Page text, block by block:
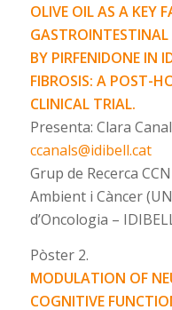
OLIVE OIL AS A KEY
GASTROINTESTINAL
BY PIRFENIDONE IN
FIBROSIS: A POST-
CLINICAL TRIAL.
Presenta: Clara
ccanals@idibell.cat
Grup de Recerca
Ambient i Càncer
d’Oncologia –
Pòster 2.
MODULATION OF
COGNITIVE